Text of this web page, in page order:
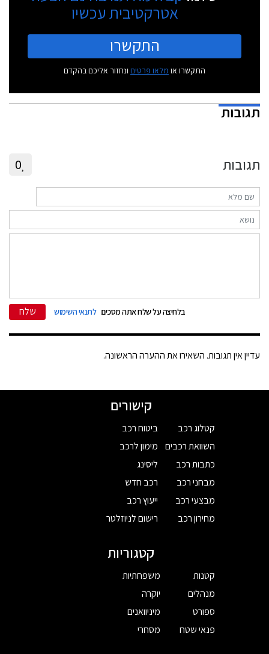
אטרקטיבית עכשיו
התקשרו
התקשרו או מלאו פרטים ונחזור אליכם בהקדם
תגובות
תגובות 0
בלחיצה על שלח אתה מסכים לתנאי השימוש שלח
עדיין אין תגובות. השאירו את ההערה הראשונה.
קישורים
קטלוג רכב
השוואת רכבים
כתבות רכב
מבחני רכב
מבצעי רכב
מחירון רכב
ביטוח רכב
מימון לרכב
ליסינג
רכב חדש
ייעוץ רכב
רישום לניוזלטר
קטגוריות
קטנות
מנהלים
ספורט
פנאי שטח
משפחתיות
יוקרה
מיניוואנים
מסחרי